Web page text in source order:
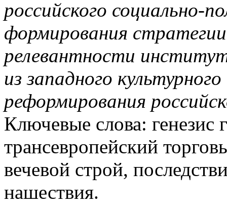
российского социально-
формирования
релевантности
из западного
реформирования
Ключевые слова: генезис
трансевропейский
вечевой строй,
нашествия.